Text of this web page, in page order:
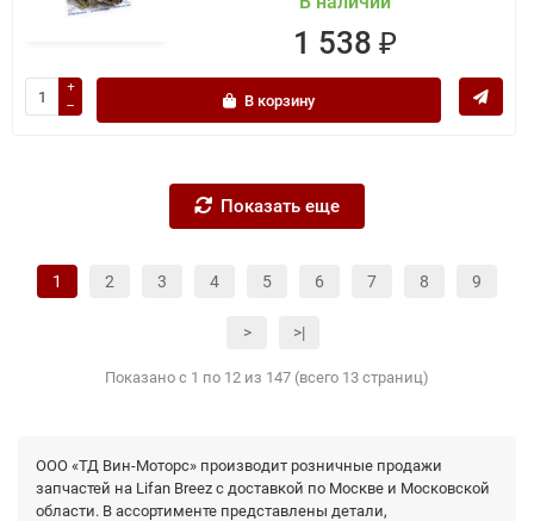
1 538 ₽
В корзину
Показать еще
1 2 3 4 5 6 7 8 9
> >|
Показано с 1 по 12 из 147 (всего 13 страниц)
ООО «ТД Вин-Моторс» производит розничные продажи
запчастей на Lifan Breez с доставкой по Москве и Московской
области. В ассортименте представлены детали,